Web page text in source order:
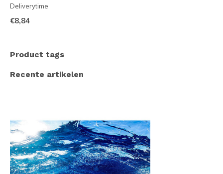
Deliverytime
€8,84
Product tags
Recente artikelen